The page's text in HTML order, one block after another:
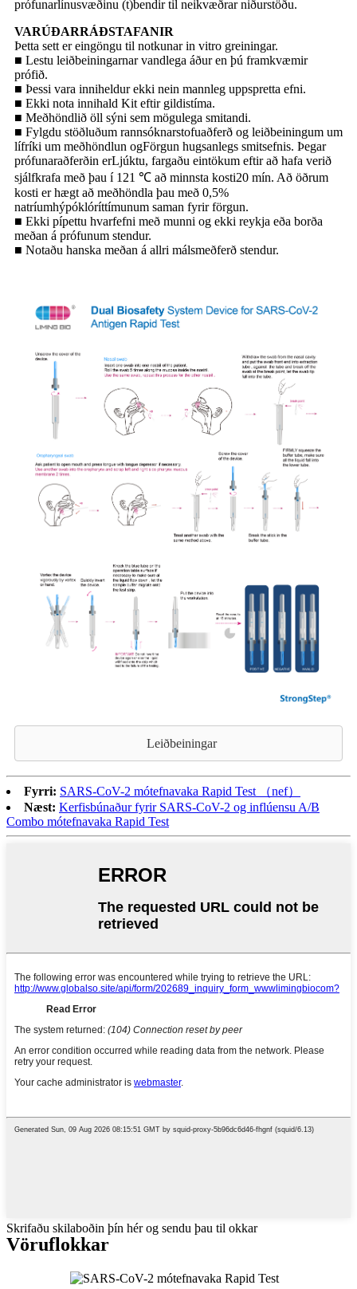
prófunarlínusvæðinu (t)bendir til neikvæðrar niðurstöðu.
VARÚÐARRÁÐSTAFANIR
Þetta sett er eingöngu til notkunar in vitro greiningar.
■ Lestu leiðbeiningarnar vandlega áður en þú framkvæmir
prófið.
■ Þessi vara inniheldur ekki nein mannleg uppspretta efni.
■ Ekki nota innihald Kit eftir gildistíma.
■ Meðhöndlið öll sýni sem mögulega smitandi.
■ Fylgdu stöðluðum rannsóknarstofuaðferð og leiðbeiningum um
lífríki um meðhöndlun ogFörgun hugsanlegs smitsefnis. Þegar
prófunaraðferðin erLjúktu, fargaðu eintökum eftir að hafa verið
sjálfkrafa með þau í 121 ℃ að minnsta kosti20 mín. Að öðrum
kosti er hægt að meðhöndla þau með 0,5%
natríumhýpóklóríttímunum saman fyrir förgun.
■ Ekki pípettu hvarfefni með munni og ekki reykja eða borða
meðan á prófunum stendur.
■ Notaðu hanska meðan á allri málsmeðferð stendur.
Leiðbeiningar
Fyrri: SARS-CoV-2 mótefnavaka Rapid Test （nef）
Næst: Kerfisbúnaður fyrir SARS-CoV-2 og inflúensu A/B
Combo mótefnavaka Rapid Test
Skrifaðu skilaboðin þín hér og sendu þau til okkar
Vöruflokkar